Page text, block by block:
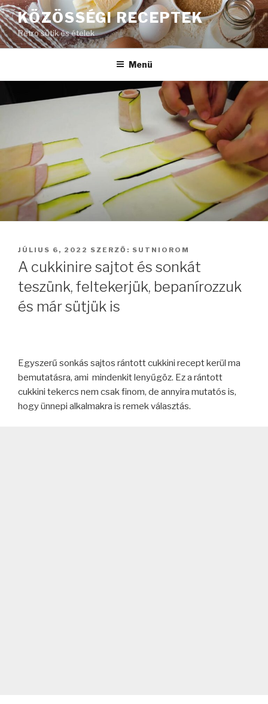
Tartalomhoz
KÖZÖSSÉGI RECEPTEK
Retro sütik és ételek
Menü
BEKÜLDVE:
JÚLIUS 6, 2022 SZERZŐ: SUTNIOROM
A cukkinire sajtot és sonkát
teszünk, feltekerjük, bepanírozzuk
és már sütjük is
Egyszerű sonkás sajtos rántott cukkini recept kerül ma
bemutatásra, ami mindenkit lenyűgöz. Ez a rántott
cukkini tekercs nem csak finom, de annyira mutatós is,
hogy ünnepi alkalmakra is remek választás.